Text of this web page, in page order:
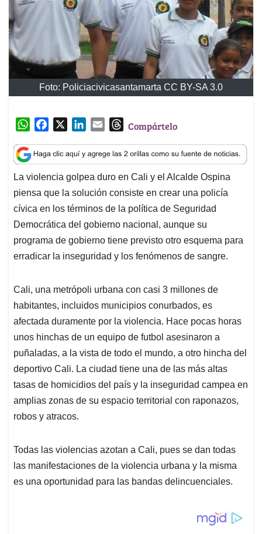
Foto: Policiacivicasantamarta CC BY-SA 3.0
W
a
t
s
A
p
p
c
e
b
o
o
k
n
k
e
d
I
n
a
i
l
T
r
e
a
d
s
Compártelo
La violencia golpea duro en Cali y el Alcalde Ospina
piensa que la solución consiste en crear una policía
cívica en los términos de la política de Seguridad
Democrática del gobierno nacional, aunque su
programa de gobierno tiene previsto otro esquema para
erradicar la inseguridad y los fenómenos de sangre.
Cali, una metrópoli urbana con casi 3 millones de
habitantes, incluidos municipios conurbados, es
afectada duramente por la violencia. Hace pocas horas
unos hinchas de un equipo de futbol asesinaron a
puñaladas, a la vista de todo el mundo, a otro hincha del
deportivo Cali. La ciudad tiene una de las más altas
tasas de homicidios del país y la inseguridad campea en
amplias zonas de su espacio territorial con raponazos,
robos y atracos.
Todas las violencias azotan a Cali, pues se dan todas
las manifestaciones de la violencia urbana y la misma
es una oportunidad para las bandas delincuenciales.